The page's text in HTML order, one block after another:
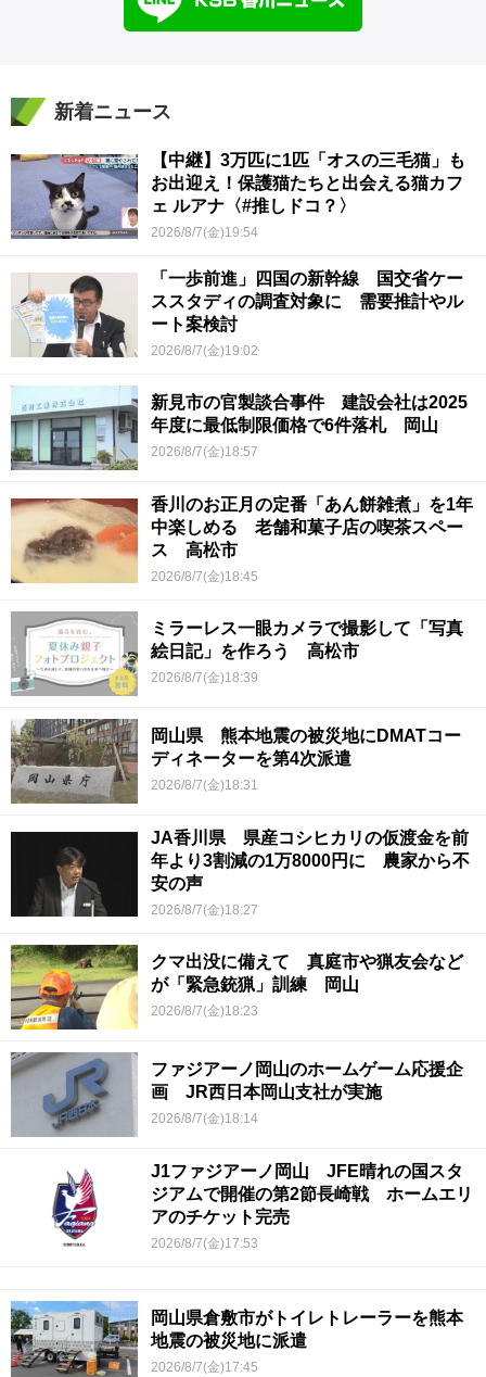
新着ニュース
【中継】3万匹に1匹「オスの三毛猫」も
お出迎え！保護猫たちと出会える猫カフ
ェ ルアナ〈#推しドコ？〉
2026/8/7(金)19:54
「一歩前進」四国の新幹線 国交省ケー
ススタディの調査対象に 需要推計やル
ート案検討
2026/8/7(金)19:02
新見市の官製談合事件 建設会社は2025
年度に最低制限価格で6件落札 岡山
2026/8/7(金)18:57
香川のお正月の定番「あん餅雑煮」を1年
中楽しめる 老舗和菓子店の喫茶スペー
ス 高松市
2026/8/7(金)18:45
ミラーレス一眼カメラで撮影して「写真
絵日記」を作ろう 高松市
2026/8/7(金)18:39
岡山県 熊本地震の被災地にDMATコー
ディネーターを第4次派遣
2026/8/7(金)18:31
JA香川県 県産コシヒカリの仮渡金を前
年より3割減の1万8000円に 農家から不
安の声
2026/8/7(金)18:27
クマ出没に備えて 真庭市や猟友会など
が「緊急銃猟」訓練 岡山
2026/8/7(金)18:23
ファジアーノ岡山のホームゲーム応援企
画 JR西日本岡山支社が実施
2026/8/7(金)18:14
J1ファジアーノ岡山 JFE晴れの国スタ
ジアムで開催の第2節長崎戦 ホームエリ
アのチケット完売
2026/8/7(金)17:53
岡山県倉敷市がトイレトレーラーを熊本
地震の被災地に派遣
2026/8/7(金)17:45